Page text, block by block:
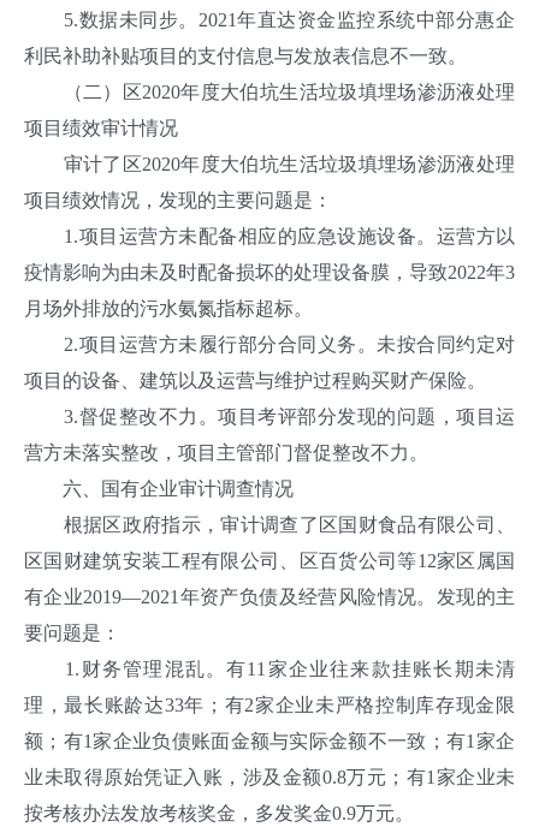
5.数据未同步。2021年直达资金监控系统中部分惠企
利民补助补贴项目的支付信息与发放表信息不一致。
（二）区2020年度大伯坑生活垃圾填埋场渗沥液处理
项目绩效审计情况
审计了区2020年度大伯坑生活垃圾填埋场渗沥液处理
项目绩效情况，发现的主要问题是：
1.项目运营方未配备相应的应急设施设备。运营方以
疫情影响为由未及时配备损坏的处理设备膜，导致2022年3
月场外排放的污水氨氮指标超标。
2.项目运营方未履行部分合同义务。未按合同约定对
项目的设备、建筑以及运营与维护过程购买财产保险。
3.督促整改不力。项目考评部分发现的问题，项目运
营方未落实整改，项目主管部门督促整改不力。
六、国有企业审计调查情况
根据区政府指示，审计调查了区国财食品有限公司、
区国财建筑安装工程有限公司、区百货公司等12家区属国
有企业2019—2021年资产负债及经营风险情况。发现的主
要问题是：
1.财务管理混乱。有11家企业往来款挂账长期未清
理，最长账龄达33年；有2家企业未严格控制库存现金限
额；有1家企业负债账面金额与实际金额不一致；有1家企
业未取得原始凭证入账，涉及金额0.8万元；有1家企业未
按考核办法发放考核奖金，多发奖金0.9万元。